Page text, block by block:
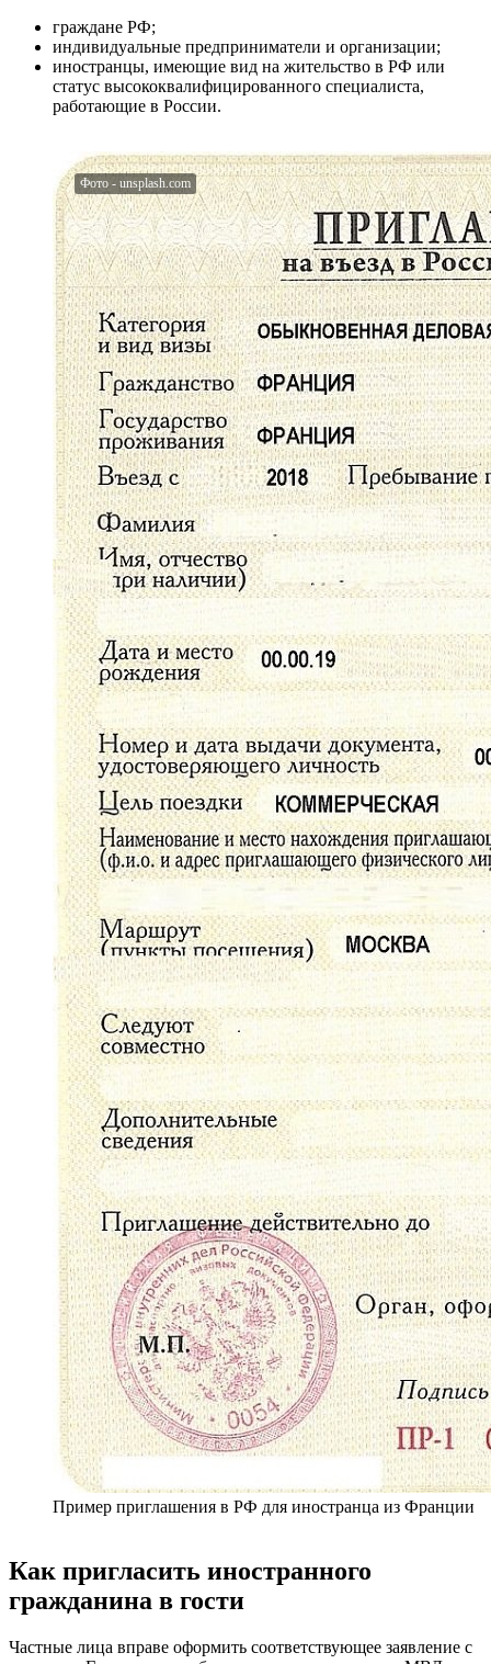
граждане РФ;
индивидуальные предприниматели и организации;
иностранцы, имеющие вид на жительство в РФ или
статус высококвалифицированного специалиста,
работающие в России.
Пример приглашения в РФ для иностранца из Франции
Как пригласить иностранного
гражданина в гости
Частные лица вправе оформить соответствующее заявление с